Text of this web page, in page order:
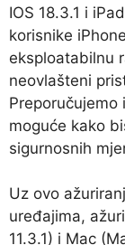
IOS 18.3.1 i
korisnike
eksploatabilnu
neovlašteni
Preporučujemo
moguće kako
sigurnosnih
Uz ovo
uređajima,
11.3.1) i Mac